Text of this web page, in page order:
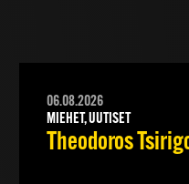
06.08.2026
MIEHET, UUTISET
Theodoros